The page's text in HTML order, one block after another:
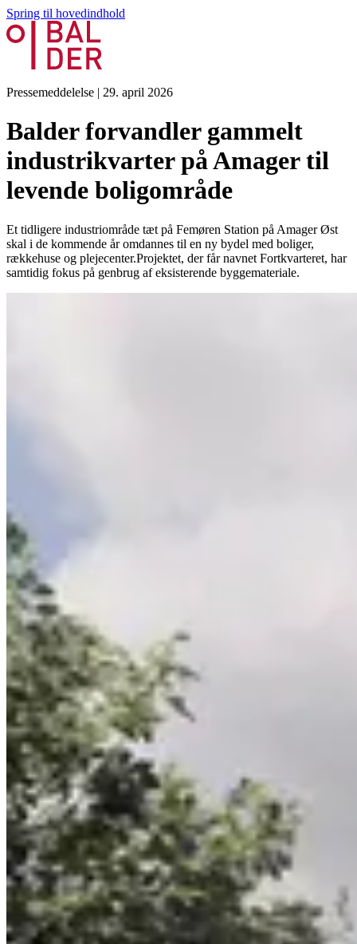
Spring til hovedindhold
Pressemeddelelse | 29. april 2026
Balder forvandler gammelt
industrikvarter på Amager til
levende boligområde
Et tidligere industriområde tæt på Femøren Station på Amager Øst
skal i de kommende år omdannes til en ny bydel med boliger,
rækkehuse og plejecenter.Projektet, der får navnet Fortkvarteret, har
samtidig fokus på genbrug af eksisterende byggemateriale.